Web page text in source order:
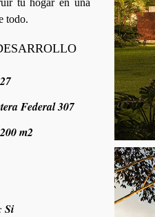
tu hogar en una
todo.
Federal 307
200 m2
Si